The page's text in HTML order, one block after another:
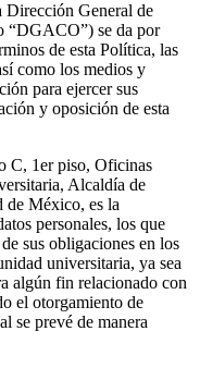
Dirección General de
“DGACO”) se da por
de esta Política, las
como los medios y
para ejercer sus
y oposición de esta
C, 1er piso, Oficinas
Alcaldía de
de México, es la
personales, los que
sus obligaciones en los
universitaria, ya sea
algún fin relacionado con
el otorgamiento de
se prevé de manera